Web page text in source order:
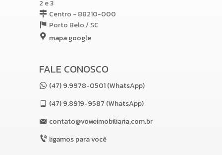
2 e 3
Centro - 88210-000
Porto Belo /SC
mapa google
FALE CONOSCO
(47) 9.9978-0501 (WhatsApp)
(47)9.8919-9587 (WhatsApp)
contato@voweimobiliaria.com.br
ligamos para você